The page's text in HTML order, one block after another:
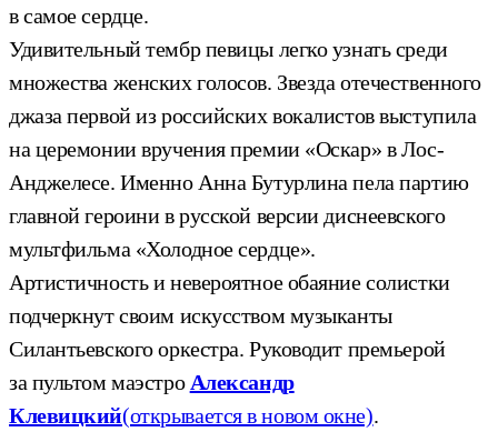
в самое сердце.
Удивительный тембр певицы легко узнать среди
множества женских голосов. Звезда отечественного
джаза первой из российских вокалистов выступила
на церемонии вручения премии «Оскар» в Лос-
Анджелесе. Именно Анна Бутурлина пела партию
главной героини в русской версии диснеевского
мультфильма «Холодное сердце».
Артистичность и невероятное обаяние солистки
подчеркнут своим искусством музыканты
Силантьевского оркестра. Руководит премьерой
за пультом маэстро Александр
Клевицкий(открывается в новом окне).